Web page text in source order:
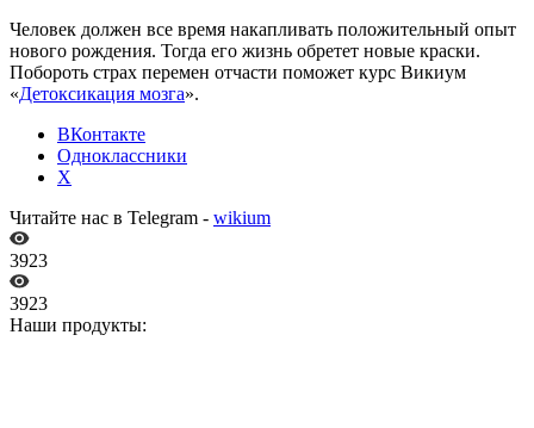
Человек должен все время накапливать положительный опыт
нового рождения. Тогда его жизнь обретет новые краски.
Побороть страх перемен отчасти поможет курс Викиум
«Детоксикация мозга».
ВКонтакте
Одноклассники
X
Читайте нас в Telegram - wikium
3923
3923
Наши продукты: